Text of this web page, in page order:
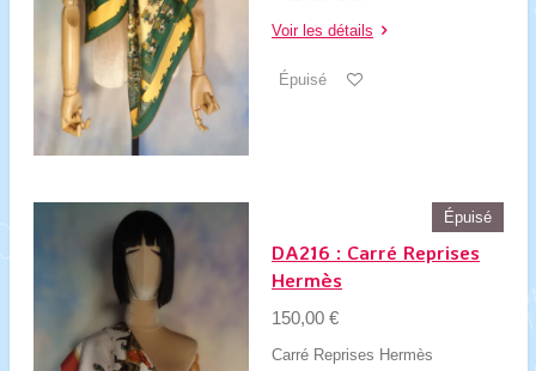
Voir les détails
Épuisé
Épuisé
DA216 : Carré Reprises
Hermès
150,00 €
Carré Reprises Hermès